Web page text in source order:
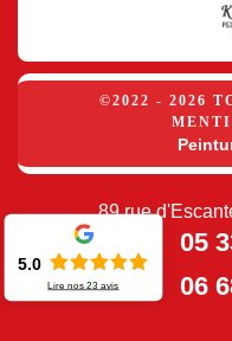
©2022 - 2026
89 rue
05
06
5.0
Lire nos23 avis